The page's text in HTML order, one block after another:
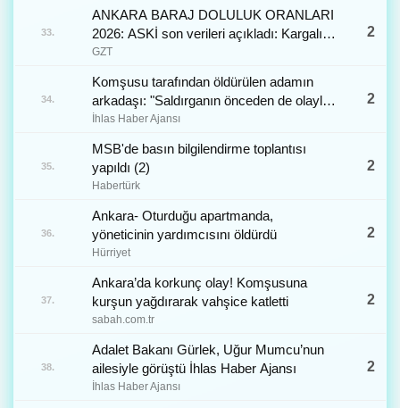
33.
ANKARA BARAJ DOLULUK ORANLARI
2026: ASKİ son verileri açıkladı: Kargalı,
Çamlıdere, Kurtboğazı ve Kesikköprü
Özgün Haberleri
GZT
2
34.
Komşusu tarafından öldürülen adamın
arkadaşı: "Saldırganın önceden de olaylar
çıkardığını ve apartmandaki kişilerle
Haber Ajansı
İhlas Haber Ajansı
2
35.
MSB'de basın bilgilendirme toplantısı
yapıldı (2)
Habertürk
2
36.
Ankara- Oturduğu apartmanda,
yöneticinin yardımcısını öldürdü
Hürriyet
2
37.
Ankara’da korkunç olay! Komşusuna
kurşun yağdırarak vahşice katletti
sabah.com.tr
2
38.
Adalet Bakanı Gürlek, Uğur Mumcu’nun
ailesiyle görüştü İhlas Haber Ajansı
İhlas Haber Ajansı
2